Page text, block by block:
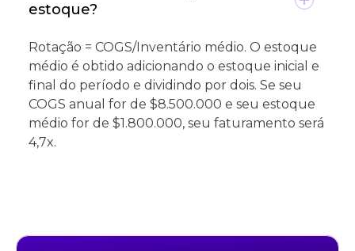
estoque?
Rotação = COGS/Inventário médio. O estoque
médio é obtido adicionando o estoque inicial e
final do período e dividindo por dois. Se seu
COGS anual for de $8.500.000 e seu estoque
médio for de $1.800.000, seu faturamento será
4,7x.